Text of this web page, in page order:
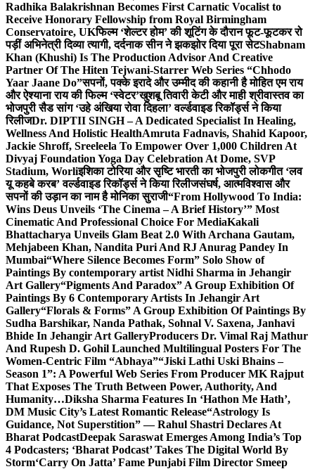
Radhika Balakrishnan Becomes First Carnatic Vocalist to
Receive Honorary Fellowship from Royal Birmingham
Conservatoire, UKफिल्म ‘शेल्टर होम’ की शूटिंग के दौरान फूट-फूटकर रो
पड़ीं अभिनेत्री दिव्या त्यागी, दर्दनाक सीन ने झकझोर दिया पूरा सेटShabnam
Khan (Khushi) Is The Production Advisor And Creative
Partner Of The Hiten Tejwani-Starrer Web Series “Chhodo
Yaar Jaane Do”सपनों, पक्के इरादे और उम्मीद की कहानी है मोहित एम राय
और ऐश्याना राय की फिल्म ‘स्वेटर’खुशबू तिवारी केटी और माही श्रीवास्तव का
भोजपुरी सैड सांग ‘उहे अंखिया रोवा दिहला’ वर्ल्डवाइड रिकॉर्ड्स ने किया
रिलीजDr. DIPTII SINGH – A Dedicated Specialist In Healing,
Wellness And Holistic HealthAmruta Fadnavis, Shahid Kapoor,
Jackie Shroff, Sreeleela To Empower Over 1,000 Children At
Divyaj Foundation Yoga Day Celebration At Dome, SVP
Stadium, Worliइशिका टोरिया और सृष्टि भारती का भोजपुरी लोकगीत ‘लव
यू कहबे करब’ वर्ल्डवाइड रिकॉर्ड्स ने किया रिलीजसंघर्ष, आत्मविश्वास और
सपनों की उड़ान का नाम है मोनिका सुराजी“From Hollywood To India:
Wins Deus Unveils ‘The Cinema – A Brief History’” Most
Cinematic And Professional Choice For MediaKakali
Bhattacharya Unveils Glam Beat 2.0 With Archana Gautam,
Mehjabeen Khan, Nandita Puri And RJ Anurag Pandey In
Mumbai“Where Silence Becomes Form” Solo Show of
Paintings By contemporary artist Nidhi Sharma in Jehangir
Art Gallery“Pigments And Paradox” A Group Exhibition Of
Paintings By 6 Contemporary Artists In Jehangir Art
Gallery“Florals & Forms” A Group Exhibition Of Paintings By
Sudha Barshikar, Nanda Pathak, Sohnal V. Saxena, Janhavi
Bhide In Jehangir Art GalleryProducers Dr. Vimal Raj Mathur
And Rupesh D. Gohil Launched Multilingual Posters For The
Women-Centric Film “Abhaya”“Jiski Lathi Uski Bhains –
Season 1”: A Powerful Web Series From Producer MK Rajput
That Exposes The Truth Between Power, Authority, And
Humanity…Diksha Sharma Features In ‘Hathon Me Hath’,
DM Music City’s Latest Romantic Release“Astrology Is
Guidance, Not Superstition” — Rahul Shastri Declares At
Bharat PodcastDeepak Saraswat Emerges Among India’s Top
4 Podcasters; ‘Bharat Podcast’ Takes The Digital World By
Storm‘Carry On Jatta’ Fame Punjabi Film Director Smeep